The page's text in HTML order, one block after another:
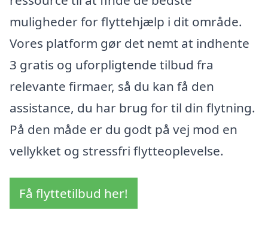
muligheder for flyttehjælp i dit område.
Vores platform gør det nemt at indhente
3 gratis og uforpligtende tilbud fra
relevante firmaer, så du kan få den
assistance, du har brug for til din flytning.
På den måde er du godt på vej mod en
vellykket og stressfri flytteoplevelse.
Få flyttetilbud her!